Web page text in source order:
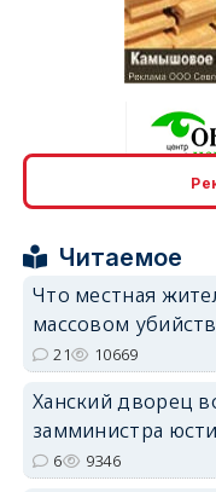
Читаемое
Что местная
массовом
21 10669
Ханский дворец
замминистра
6 9346